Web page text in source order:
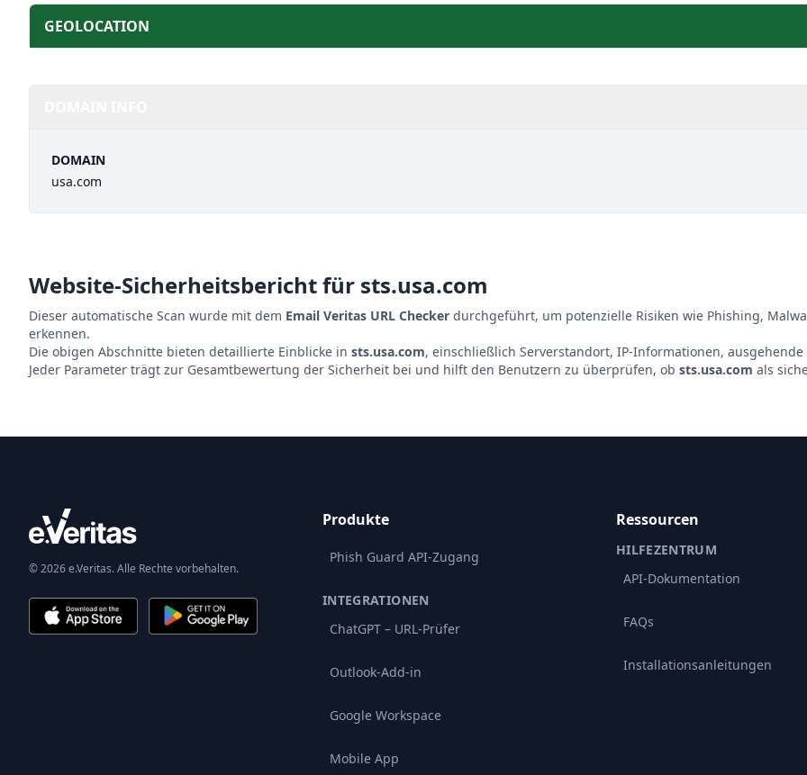
GEOLOCATION
DOMAIN
usa.com
Website-Sicherheitsbericht für sts.usa.com
Dieser automatische Scan wurde mit dem Email Veritas URL Checker durchgeführt, um potenzielle Risiken wie Phishing,
erkennen.
Die obigen Abschnitte bieten detaillierte Einblicke in sts.usa.com, einschließlich Serverstandort, IP-Informationen,
Jeder Parameter trägt zur Gesamtbewertung der Sicherheit bei und hilft den Benutzern zu überprüfen, ob sts.usa.com als
© 2026 e.Veritas. Alle Rechte vorbehalten.
Produkte
Phish Guard API-Zugang
INTEGRATIONEN
ChatGPT – URL-Prüfer
Outlook-Add-in
Google Workspace
Mobile App
Ressourcen
HILFEZENTRUM
API-Dokumentation
FAQs
Installationsanleitungen